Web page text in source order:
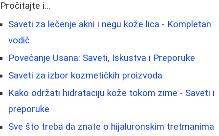
Pročitajte i...
Saveti za lečenje akni i negu kože lica - Kompletan
vodič
Povećanje Usana: Saveti, Iskustva i Preporuke
Saveti za izbor kozmetičkih proizvoda
Kako održati hidrataciju kože tokom zime - Saveti i
preporuke
Sve što treba da znate o hijaluronskim tretmanima